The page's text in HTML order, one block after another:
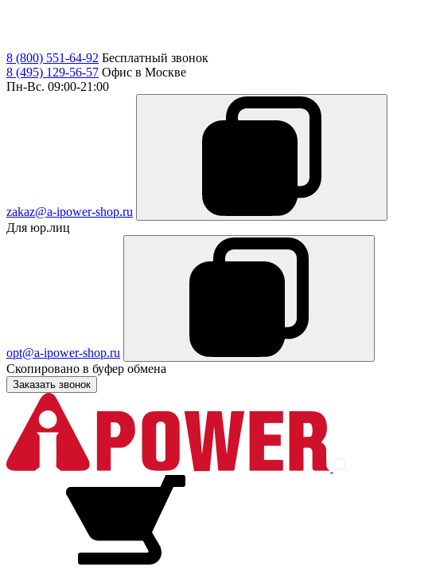
8 (800) 551-64-92 Бесплатный звонок
8 (495) 129-56-57 Офис в Москве
Пн-Вс. 09:00-21:00
zakaz@a-ipower-shop.ru
Для юр.лиц
opt@a-ipower-shop.ru
Скопировано в буфер обмена
Заказать звонок